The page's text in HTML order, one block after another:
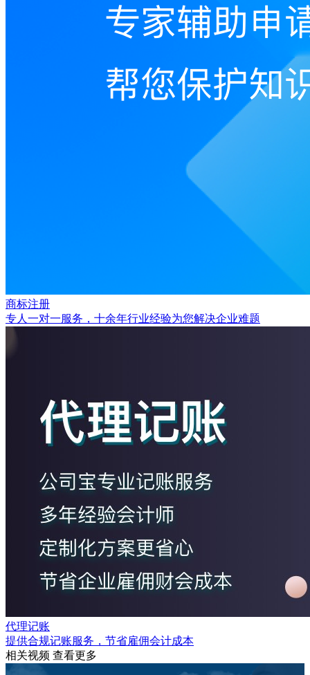
商标注册
专人一对一服务，十余年行业经验为您解决企业难题
代理记账
提供合规记账服务，节省雇佣会计成本
相关视频 查看更多